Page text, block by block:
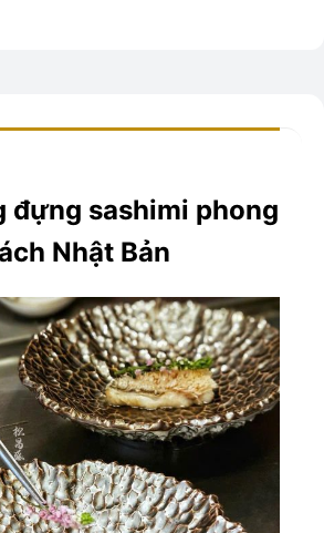
đựng sashimi phong
Nhật Bản